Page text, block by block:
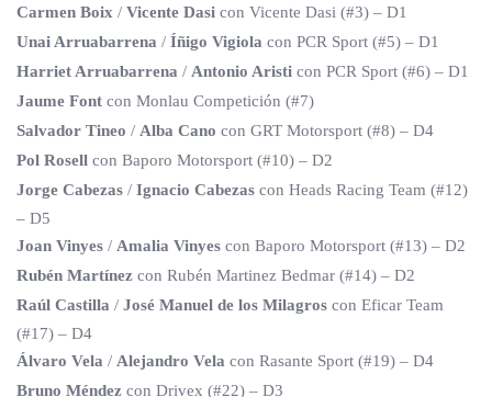
Carmen Boix / Vicente Dasi con Vicente Dasi (#3) – D1
Unai Arruabarrena / Íñigo Vigiola con PCR Sport (#5) – D1
Harriet Arruabarrena / Antonio Aristi con PCR Sport (#6) – D1
Jaume Font con Monlau Competición (#7)
Salvador Tineo / Alba Cano con GRT Motorsport (#8) – D4
Pol Rosell con Baporo Motorsport (#10) – D2
Jorge Cabezas / Ignacio Cabezas con Heads Racing Team (#12)
– D5
Joan Vinyes / Amalia Vinyes con Baporo Motorsport (#13) – D2
Rubén Martínez con Rubén Martinez Bedmar (#14) – D2
Raúl Castilla / José Manuel de los Milagros con Eficar Team
(#17) – D4
Álvaro Vela / Alejandro Vela con Rasante Sport (#19) – D4
Bruno Méndez con Drivex (#22) – D3